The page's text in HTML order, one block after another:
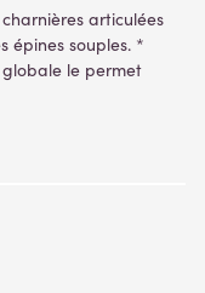
articulées
épines souples. *
le permet
épines souples sont